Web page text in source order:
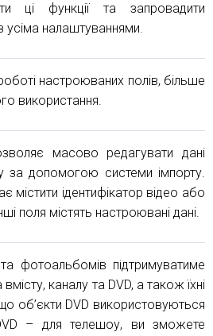
ці функції та запровадити
усіма налаштуваннями.
настроюваних полів, більше
використання.
масово редагувати дані
за допомогою системи імпорту.
містити ідентифікатор відео або
поля містять настроювані дані.
фотоальбомів підтримуватиме
каналу та DVD, а також їхні
об’єкти DVD використовуються
– для телешоу, ви зможете